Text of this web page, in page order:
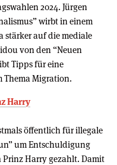
2024. Jürgen
wirbt in einem
stärker auf die mediale
von den “Neuen
Tipps für eine
Thema Migration.
Harry
öffentlich für illegale
um Entschuldigung
Harry gezahlt. Damit